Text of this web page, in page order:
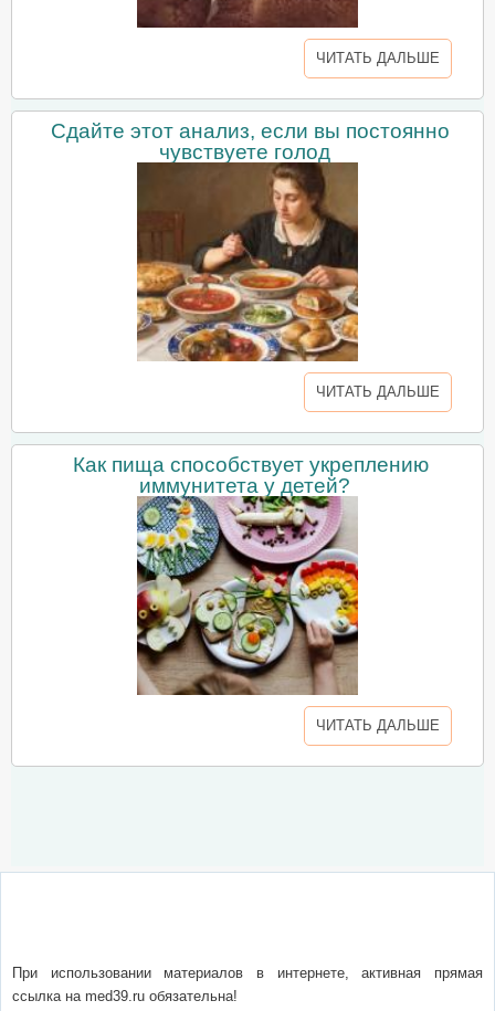
ЧИТАТЬ ДАЛЬШЕ
Сдайте этот анализ, если вы постоянно
чувствуете голод
ЧИТАТЬ ДАЛЬШЕ
Как пища способствует укреплению
иммунитета у детей?
ЧИТАТЬ ДАЛЬШЕ
При использовании материалов в интернете, активная прямая
ссылка на med39.ru обязательна!